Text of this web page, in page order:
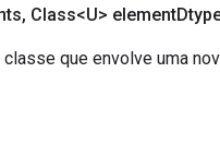
, Class<U> element
que envolve uma